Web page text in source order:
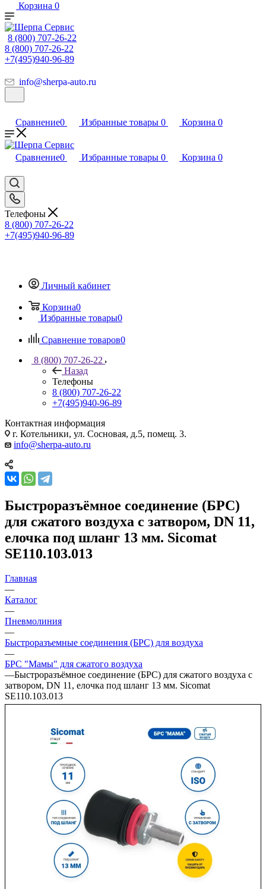
Корзина 0
8 (800) 707-26-22
8 (800) 707-26-22
+7(495)940-96-89
info@sherpa-auto.ru
Сравнение0 Избранные товары 0 Корзина 0
Сравнение0 Избранные товары 0 Корзина 0
Телефоны
8 (800) 707-26-22
+7(495)940-96-89
Личный кабинет
Корзина0
Избранные товары0
Сравнение товаров0
8 (800) 707-26-22
Назад
Телефоны
8 (800) 707-26-22
+7(495)940-96-89
Контактная информация
г. Котельники, ул. Сосновая, д.5, помещ. 3.
info@sherpa-auto.ru
Быстроразъёмное соединение (БРС)
для сжатого воздуха с затвором, DN 11,
елочка под шланг 13 мм. Sicomat
SE110.103.013
Главная
—
Каталог
—
Пневмолиния
—
Быстроразъемные соединения (БРС) для воздуха
—
БРС "Мамы" для сжатого воздуха
—Быстроразъёмное соединение (БРС) для сжатого воздуха с
затвором, DN 11, елочка под шланг 13 мм. Sicomat
SE110.103.013